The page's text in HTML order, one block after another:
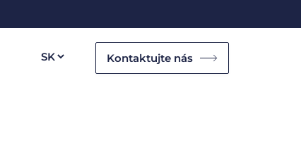
Kontaktujte nás